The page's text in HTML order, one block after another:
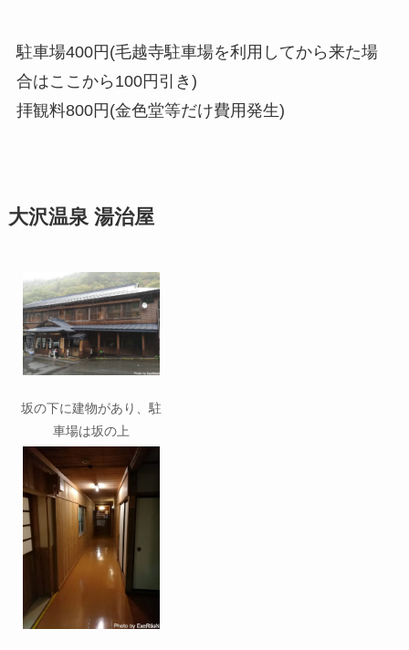
駐車場400円(毛越寺駐車場を利用してから来た場
合はここから100円引き)
拝観料800円(金色堂等だけ費用発生)
大沢温泉 湯治屋
坂の下に建物があり、駐
車場は坂の上